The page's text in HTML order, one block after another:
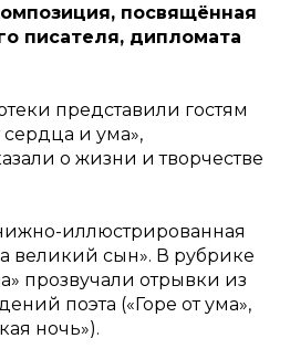
посвящённая
писателя, дипломата
представили гостям
и ума»,
о жизни и творчестве
иллюстрированная
великий сын». В рубрике
прозвучали отрывки из
поэта («Горе от ума»,
ночь»).